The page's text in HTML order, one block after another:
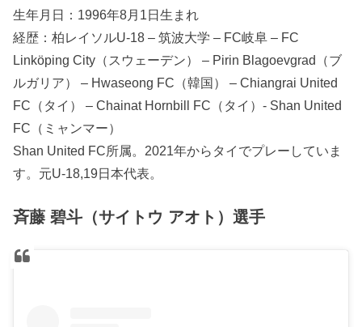
生年月日：1996年8月1日生まれ
経歴：柏レイソルU-18 – 筑波大学 – FC岐阜 – FC
Linköping City（スウェーデン） – Pirin Blagoevgrad（ブ
ルガリア） – Hwaseong FC（韓国） – Chiangrai United
FC（タイ） – Chainat Hornbill FC（タイ）- Shan United
FC（ミャンマー）
Shan United FC所属。2021年からタイでプレーしていま
す。元U-18,19日本代表。
斉藤 碧斗（サイトウ アオト）選手